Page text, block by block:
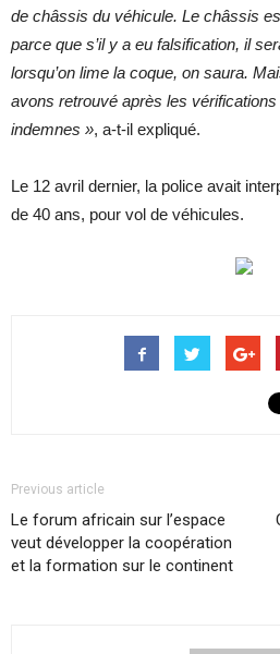
de châssis du véhicule. Le châssis
parce que s’il y a eu falsification, il
lorsqu’on lime la coque, on saura.
avons retrouvé après les
indemnes », a-t-il expliqué.
Le 12 avril dernier, la police avait
de 40 ans, pour vol de véhicules.
Previous article
Le forum africain sur l’espace
veut développer la coopération
et la formation sur le continent